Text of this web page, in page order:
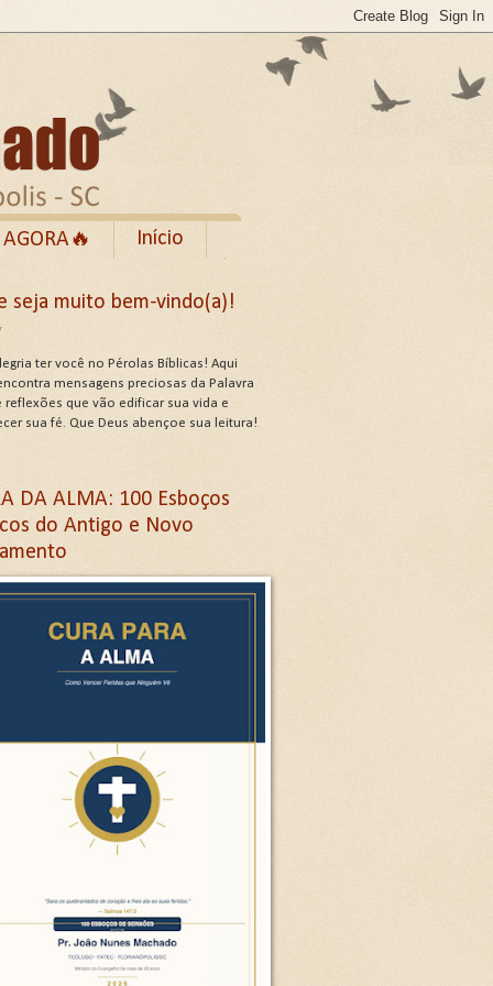
Início
ATRIBUTOS .
G
G
G
letra G
seja muito bem-vindo(a)!
ter você no Pérolas Bíblicas! Aqui
mensagens preciosas da Palavra
reflexões que vão edificar sua vida e
sua fé. Que Deus abençoe sua leitura!
DA ALMA: 100 Esboços
do Antigo e Novo